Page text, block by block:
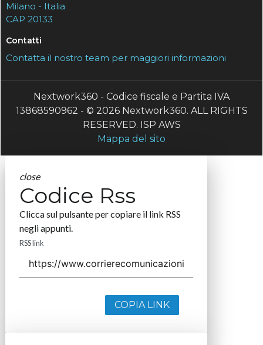
Milano - Italia
CAP 20133
Contatti
Contatta il nostro team per maggiori informazioni
Nextwork360 - Codice fiscale e Partita IVA
13868590962 - © 2026 Nextwork360. ALL RIGHTS
RESERVED. ISP AWS
Mappa del sito
close
Codice Rss
Clicca sul pulsante per copiare il link RSS
negli appunti.
RSS link
COPIA LINK